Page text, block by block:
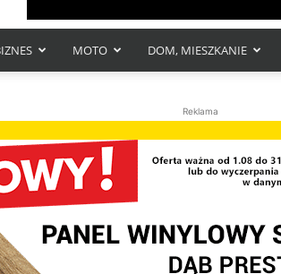
MOTO DOM, MIESZKANIE
Reklama